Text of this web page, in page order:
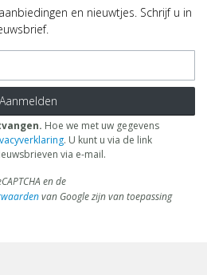
en nieuwtjes. Schrijf u in
Aanmelden
Hoe we met uw gegevens
. U kunt u via de link
via e-mail.
en de
van Google zijn van toepassing